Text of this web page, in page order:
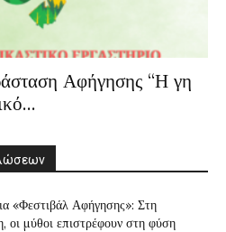
Αφήγησης “Η γη
«Φεστιβάλ Αφήγησης»: Στη
οι μύθοι επιστρέφουν στη φύση